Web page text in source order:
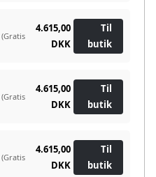
(Gratis
4.615,00
DKK
Til
butik
(Gratis
4.615,00
DKK
Til
butik
(Gratis
4.615,00
DKK
Til
butik